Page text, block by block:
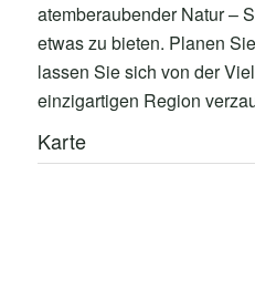
atemberaubender Natur –
etwas zu bieten. Planen
lassen Sie sich von der
einzigartigen Region
Karte